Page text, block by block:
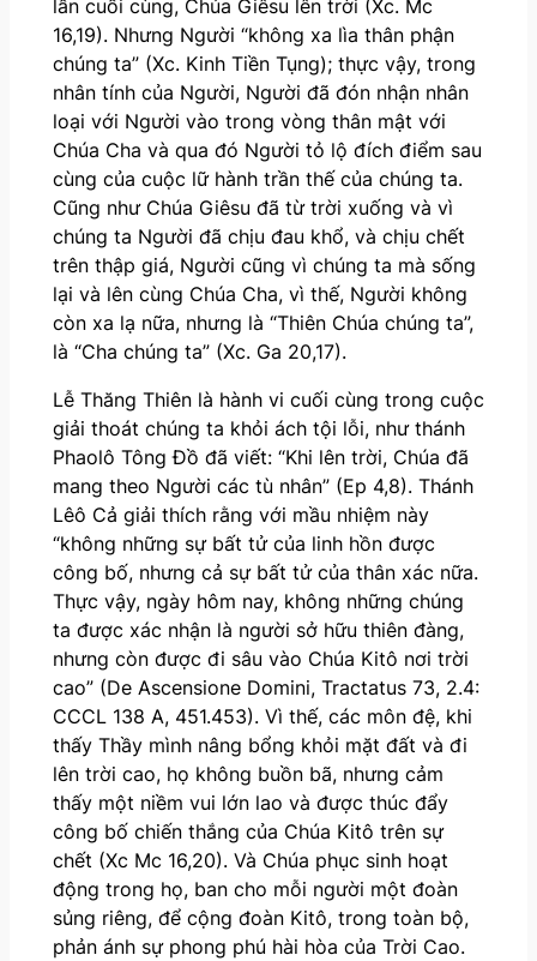
lần cuối cùng, Chúa Giêsu lên trời (Xc. Mc
16,19). Nhưng Người “không xa lìa thân phận
chúng ta” (Xc. Kinh Tiền Tụng); thực vậy, trong
nhân tính của Người, Người đã đón nhận nhân
loại với Người vào trong vòng thân mật với
Chúa Cha và qua đó Người tỏ lộ đích điểm sau
cùng của cuộc lữ hành trần thế của chúng ta.
Cũng như Chúa Giêsu đã từ trời xuống và vì
chúng ta Người đã chịu đau khổ, và chịu chết
trên thập giá, Người cũng vì chúng ta mà sống
lại và lên cùng Chúa Cha, vì thế, Người không
còn xa lạ nữa, nhưng là “Thiên Chúa chúng ta”,
là “Cha chúng ta” (Xc. Ga 20,17).
Lễ Thăng Thiên là hành vi cuối cùng trong cuộc
giải thoát chúng ta khỏi ách tội lỗi, như thánh
Phaolô Tông Đồ đã viết: “Khi lên trời, Chúa đã
mang theo Người các tù nhân” (Ep 4,8). Thánh
Lêô Cả giải thích rằng với mầu nhiệm này
“không những sự bất tử của linh hồn được
công bố, nhưng cả sự bất tử của thân xác nữa.
Thực vậy, ngày hôm nay, không những chúng
ta được xác nhận là người sở hữu thiên đàng,
nhưng còn được đi sâu vào Chúa Kitô nơi trời
cao” (De Ascensione Domini, Tractatus 73, 2.4:
CCCL 138 A, 451.453). Vì thế, các môn đệ, khi
thấy Thầy mình nâng bổng khỏi mặt đất và đi
lên trời cao, họ không buồn bã, nhưng cảm
thấy một niềm vui lớn lao và được thúc đẩy
công bố chiến thắng của Chúa Kitô trên sự
chết (Xc Mc 16,20). Và Chúa phục sinh hoạt
động trong họ, ban cho mỗi người một đoàn
sủng riêng, để cộng đoàn Kitô, trong toàn bộ,
phản ánh sự phong phú hài hòa của Trời Cao.